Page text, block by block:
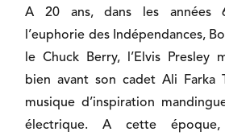
A 20 ans, dans les années
l’euphorie des Indépendances,
le Chuck Berry, l’Elvis Presley
bien avant son cadet Ali Farka
musique d’inspiration
électrique. A cette